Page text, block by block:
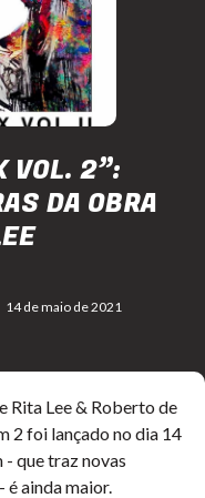
VOL. 2”:
DA OBRA
14 de maio de 2021
Rita Lee & Roberto de
2 foi lançado no dia 14
que traz novas
é ainda maior.